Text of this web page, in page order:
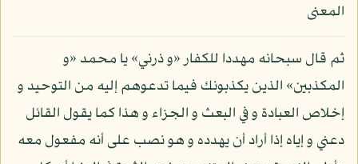
المعنى
ثم قال سبحانه مهددا للكفار «و ذرني» يا محمد «و
المكذبين» الذين يكذبونك فيما تدعوهم إليه من التوحيد و
إخلاص العبادة و في البعث و الجزاء و هذا كما يقول القائل
دعني و إياه إذا أراد أن يهدده و هو نصب على أنه مفعول معه